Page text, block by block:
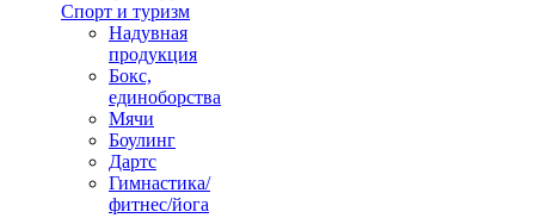
Спорт и туризм
Надувная
продукция
Бокс,
единоборства
Мячи
Боулинг
Дартс
Гимнастика/
фитнес/йога